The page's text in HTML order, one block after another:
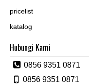
pricelist
katalog
Hubungi Kami
0856 9351 0871
0856 9351 0871